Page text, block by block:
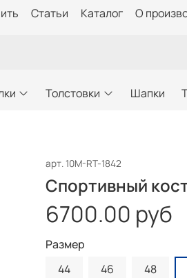
Статьи Каталог О
Толстовки Шапки
арт. 10M-RT-1842
Спортивный
6700.00 руб
Размер
44
46 48